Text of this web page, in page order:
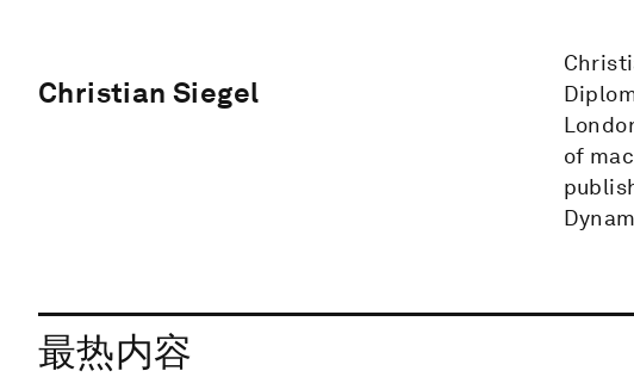
Christian Siegel
of
最热内容